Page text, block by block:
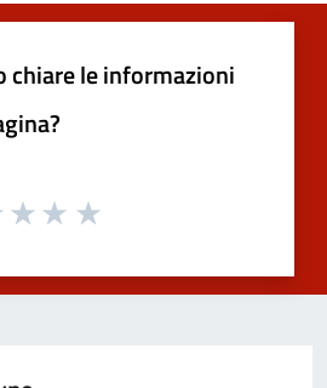
chiare le informazioni